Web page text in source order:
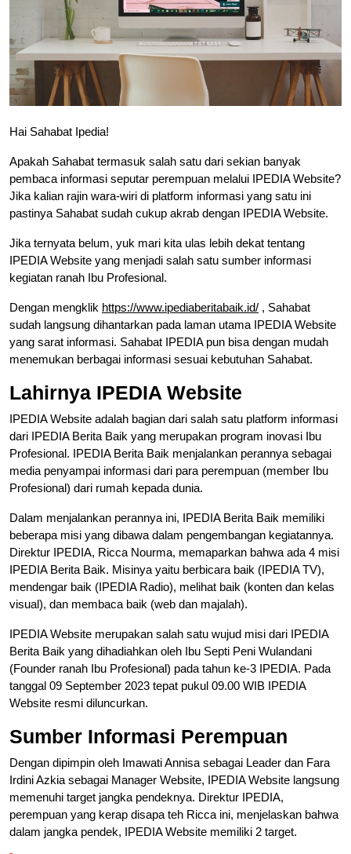
Hai Sahabat Ipedia!
Apakah Sahabat termasuk salah satu dari sekian banyak
pembaca informasi seputar perempuan melalui IPEDIA Website?
Jika kalian rajin wara-wiri di platform informasi yang satu ini
pastinya Sahabat sudah cukup akrab dengan IPEDIA Website.
Jika ternyata belum, yuk mari kita ulas lebih dekat tentang
IPEDIA Website yang menjadi salah satu sumber informasi
kegiatan ranah Ibu Profesional.
Dengan mengklik https://www.ipediaberitabaik.id/ , Sahabat
sudah langsung dihantarkan pada laman utama IPEDIA Website
yang sarat informasi. Sahabat IPEDIA pun bisa dengan mudah
menemukan berbagai informasi sesuai kebutuhan Sahabat.
Lahirnya IPEDIA Website
IPEDIA Website adalah bagian dari salah satu platform informasi
dari IPEDIA Berita Baik yang merupakan program inovasi Ibu
Profesional. IPEDIA Berita Baik menjalankan perannya sebagai
media penyampai informasi dari para perempuan (member Ibu
Profesional) dari rumah kepada dunia.
Dalam menjalankan perannya ini, IPEDIA Berita Baik memiliki
beberapa misi yang dibawa dalam pengembangan kegiatannya.
Direktur IPEDIA, Ricca Nourma, memaparkan bahwa ada 4 misi
IPEDIA Berita Baik. Misinya yaitu berbicara baik (IPEDIA TV),
mendengar baik (IPEDIA Radio), melihat baik (konten dan kelas
visual), dan membaca baik (web dan majalah).
IPEDIA Website merupakan salah satu wujud misi dari IPEDIA
Berita Baik yang dihadiahkan oleh Ibu Septi Peni Wulandani
(Founder ranah Ibu Profesional) pada tahun ke-3 IPEDIA. Pada
tanggal 09 September 2023 tepat pukul 09.00 WIB IPEDIA
Website resmi diluncurkan.
Sumber Informasi Perempuan
Dengan dipimpin oleh Imawati Annisa sebagai Leader dan Fara
Irdini Azkia sebagai Manager Website, IPEDIA Website langsung
memenuhi target jangka pendeknya. Direktur IPEDIA,
perempuan yang kerap disapa teh Ricca ini, menjelaskan bahwa
dalam jangka pendek, IPEDIA Website memiliki 2 target.